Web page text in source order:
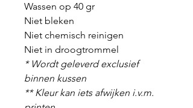
Wassen op 40 gr
Niet bleken
Niet chemisch reinigen
Niet in droogtrommel
* Wordt geleverd exclusief
binnen kussen
** Kleur kan iets afwijken i.v.m.